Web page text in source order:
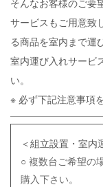
そんなお客様のご要
サービスもご用意致
る商品を室内まで運
室内運び入れサービ
い。
※ 必ず下記注意事項
＜組立設置・室内
○ 複数台ご希望の
購入下さい。